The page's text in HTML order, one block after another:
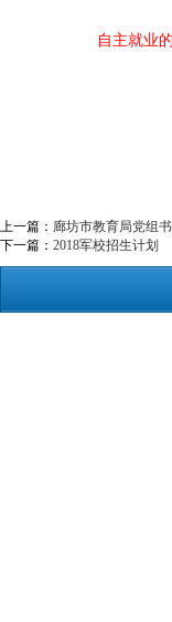
自主就业
上一篇： 廊坊市教育局党组
下一篇： 2018军校招生计划